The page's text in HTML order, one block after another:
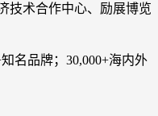
技术合作中心、励展博览
名品牌；30,000+海内外